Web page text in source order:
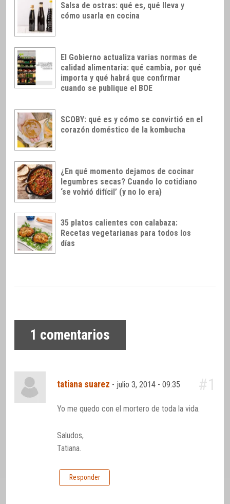
Salsa de ostras: qué es, qué lleva y
cómo usarla en cocina
El Gobierno actualiza varias normas de
calidad alimentaria: qué cambia, por qué
importa y qué habrá que confirmar
cuando se publique el BOE
SCOBY: qué es y cómo se convirtió en el
corazón doméstico de la kombucha
¿En qué momento dejamos de cocinar
legumbres secas? Cuando lo cotidiano
‘se volvió difícil’ (y no lo era)
35 platos calientes con calabaza:
Recetas vegetarianas para todos los
días
1 comentarios
tatiana suarez - julio 3, 2014 - 09:35 #1
Yo me quedo con el mortero de toda la vida.
Saludos,
Tatiana.
Responder